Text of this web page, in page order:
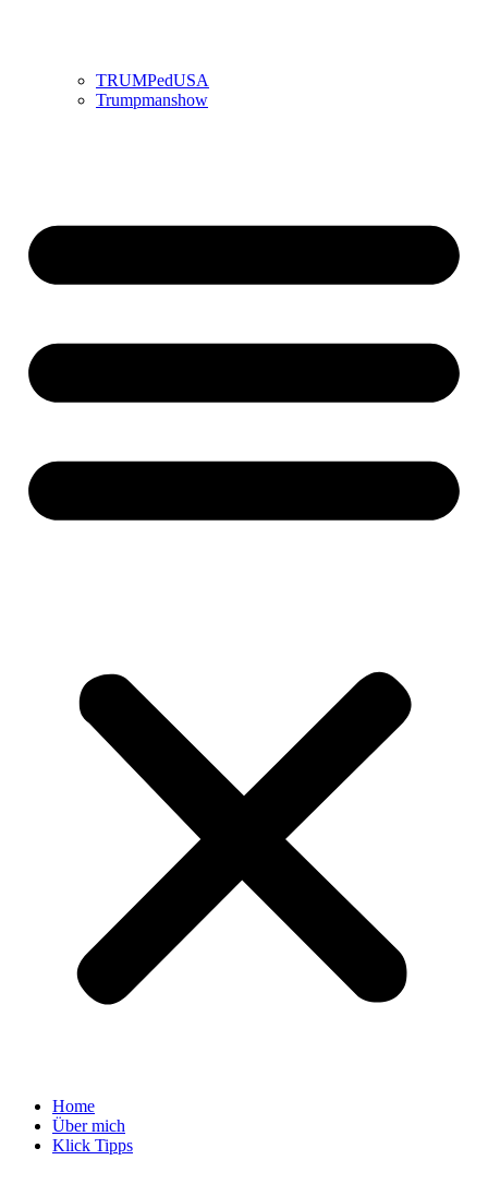
TRUMPedUSA
Trumpmanshow
Home
Über mich
Klick Tipps